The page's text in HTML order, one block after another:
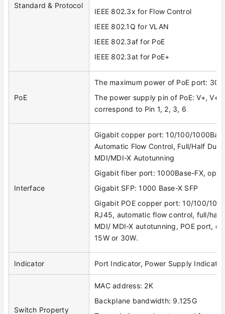
Standard & Protocol
IEEE 802.3x for Flow Control
IEEE 802.1Q for VLAN
IEEE 802.3af for PoE
IEEE 802.3at for PoE+
PoE
The maximum power of PoE port:
The power supply pin of PoE: V+, V+,
correspond to Pin 1, 2, 3, 6
Interface
Gigabit copper port: 10/100/
Automatic Flow Control, Full/Half
MDI/MDI-X Autotunning
Gigabit fiber port: 1000Base-FX,
Gigabit SFP: 1000 Base-X SFP
Gigabit POE copper port: 10/100/
RJ45, automatic flow control, full/half
MDI/ MDI-X autotunning, POE port,
15W or 30W.
Indicator Port Indicator, Power Supply
Switch Property
MAC address: 2K
Backplane bandwidth: 9.125G